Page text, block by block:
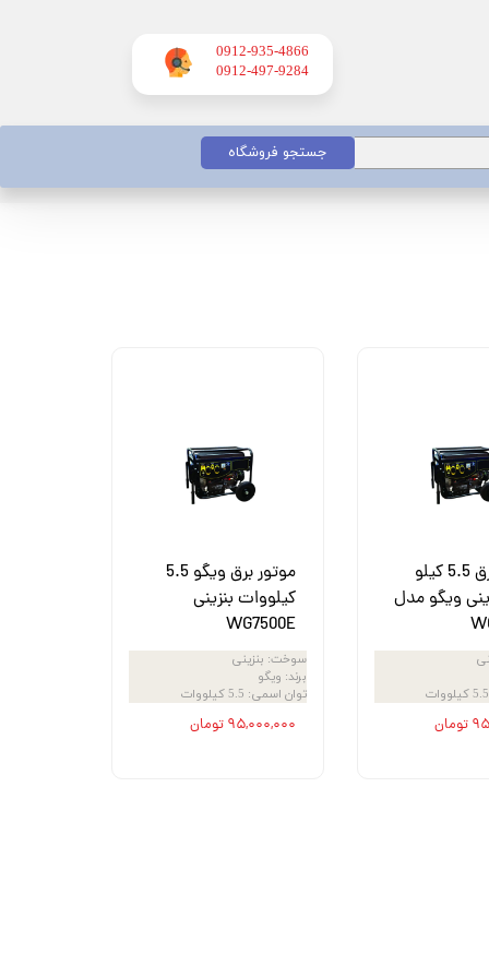
0912-935-4866
​​​​​​​0912-497-9284
جستجو فروشگاه
موتور برق 5.5 کیلو
ویگو مدل
5.5 کیلووات
موتور برق ویگو 5.5
کیلووات بنزینی
WG7500E
سوخت: بنزینی
برند: ویگو
توان اسمی: 5.5 کیلووات
۹۵,۰۰۰,۰۰۰ تومان